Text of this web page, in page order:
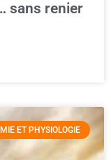
sans renier
ET PHYSIOLOGIE